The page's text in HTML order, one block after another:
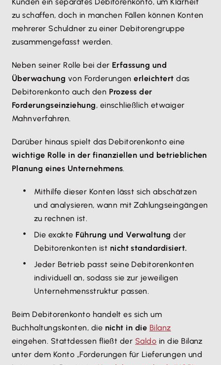
zu schaffen, doch in manchen Fällen können Konten
mehrerer Schuldner zu einer Debitorengruppe
zusammengefasst werden.
Neben seiner Rolle bei der Erfassung und
Überwachung von Forderungenerleichtert das
Debitorenkonto auch den Prozess der
Forderungseinziehung, einschließlich etwaiger
Mahnverfahren.
Darüber hinaus spielt das Debitorenkonto eine
wichtige Rolle in der finanziellen und betrieblichen
Planung eines Unternehmens.
Mithilfe dieser Konten lässt sich abschätzen
und analysieren, wann mit Zahlungseingängen
zu rechnen ist.
Die exakte Führung und Verwaltung der
Debitorenkonten ist nicht standardisiert.
Jeder Betrieb passt seine Debitorenkonten
individuell an, sodass sie zur jeweiligen
Unternehmensstruktur passen.
Beim Debitorenkonto handelt es sich um
Buchhaltungskonten, die nicht in die Bilanz
eingehen. Stattdessen fließt der Saldo in die Bilanz
unter dem Konto „Forderungen für Lieferungen und